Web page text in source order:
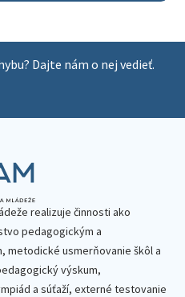
Dajte nám o nej vedieť.
realizuje činnosti ako
pedagogickým a
metodické usmerňovanie škôl a
výskum,
a súťaží, externé testovanie